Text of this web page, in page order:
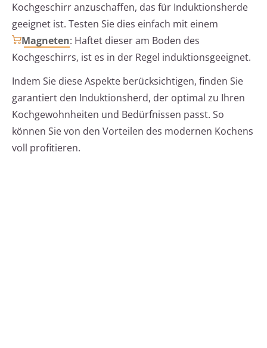
Kochgeschirr anzuschaffen, das für Induktionsherde
geeignet ist. Testen Sie dies einfach mit einem
Magneten: Haftet dieser am Boden des
Kochgeschirrs, ist es in der Regel induktionsgeeignet.
Indem Sie diese Aspekte berücksichtigen, finden Sie
garantiert den Induktionsherd, der optimal zu Ihren
Kochgewohnheiten und Bedürfnissen passt. So
können Sie von den Vorteilen des modernen Kochens
voll profitieren.